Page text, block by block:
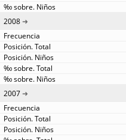
2008
2007